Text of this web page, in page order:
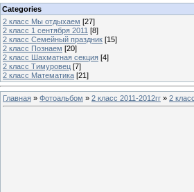
Categories
2 класс Мы отдыхаем [27]
2 класс 1 сентября 2011 [8]
2 класс Семейный праздник [15]
2 класс Познаем [20]
2 класс Шахматная секция [4]
2 класс Тимуровец [7]
2 класс Математика [21]
Главная » Фотоальбом » 2 класс 2011-2012гг » 2